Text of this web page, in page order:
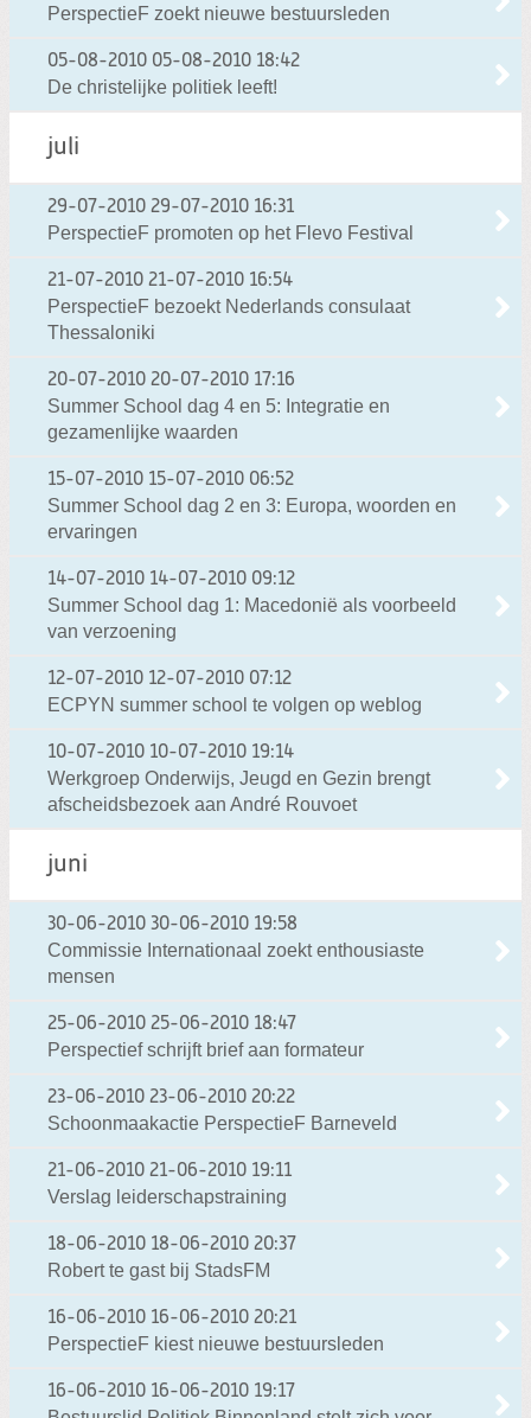
PerspectieF zoekt nieuwe bestuursleden
05-08-2010 05-08-2010 18:42
De christelijke politiek leeft!
juli
29-07-2010 29-07-2010 16:31
PerspectieF promoten op het Flevo Festival
21-07-2010 21-07-2010 16:54
PerspectieF bezoekt Nederlands consulaat
Thessaloniki
20-07-2010 20-07-2010 17:16
Summer School dag 4 en 5: Integratie en
gezamenlijke waarden
15-07-2010 15-07-2010 06:52
Summer School dag 2 en 3: Europa, woorden en
ervaringen
14-07-2010 14-07-2010 09:12
Summer School dag 1: Macedonië als voorbeeld
van verzoening
12-07-2010 12-07-2010 07:12
ECPYN summer school te volgen op weblog
10-07-2010 10-07-2010 19:14
Werkgroep Onderwijs, Jeugd en Gezin brengt
afscheidsbezoek aan André Rouvoet
juni
30-06-2010 30-06-2010 19:58
Commissie Internationaal zoekt enthousiaste
mensen
25-06-2010 25-06-2010 18:47
Perspectief schrijft brief aan formateur
23-06-2010 23-06-2010 20:22
Schoonmaakactie PerspectieF Barneveld
21-06-2010 21-06-2010 19:11
Verslag leiderschapstraining
18-06-2010 18-06-2010 20:37
Robert te gast bij StadsFM
16-06-2010 16-06-2010 20:21
PerspectieF kiest nieuwe bestuursleden
16-06-2010 16-06-2010 19:17